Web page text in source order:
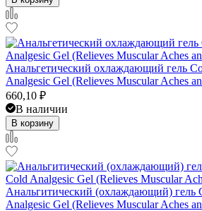
Анальгетический охлаждающий гель
Analgesic Gel (Relieves Muscular Aches
660,10 ₽
В наличии
В корзину
Анальгитический (охлаждающий) гель
Analgesic Gel (Relieves Muscular Aches